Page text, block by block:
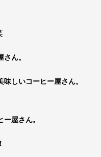
ん。
しいコーヒー屋さん。
屋さん。